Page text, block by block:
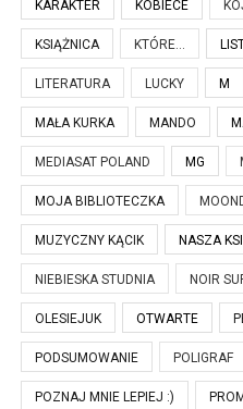
KARAKTER KOBIECE
KSIĄŻNICA KTÓRE...
LITERATURA LUCKY M
MAŁA KURKA MANDO
MEDIASAT POLAND MG
MOJA BIBLIOTECZKA
MUZYCZNY KĄCIK NASZA
NIEBIESKA STUDNIA NOIR
OLESIEJUK OTWARTE
PODSUMOWANIE POLIGRAF
POZNAJ MNIE LEPIEJ :)